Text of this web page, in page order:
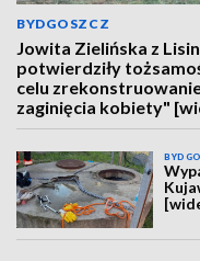
BYDGOSZCZ
Jowita Zielińska z
potwierdziły
celu
zaginięcia kobiety"